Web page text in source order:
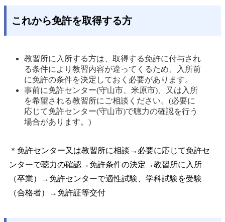
これから免許を取得する方
教習所に入所する方は、取得する免許に付与され
る条件により教習内容が違ってくるため、入所前
に免許の条件を決定しておく必要があります。
事前に免許センター(守山市、米原市)、又は入所
を希望される教習所にご相談ください。(必要に
応じて免許センター(守山市)で聴力の確認を行う
場合があります。)
＊免許センター又は教習所に相談→必要に応じて免許セ
ンターで聴力の確認→免許条件の決定→教習所に入所
（卒業）→免許センターで適性試験、学科試験を受験
（合格者）→免許証等交付